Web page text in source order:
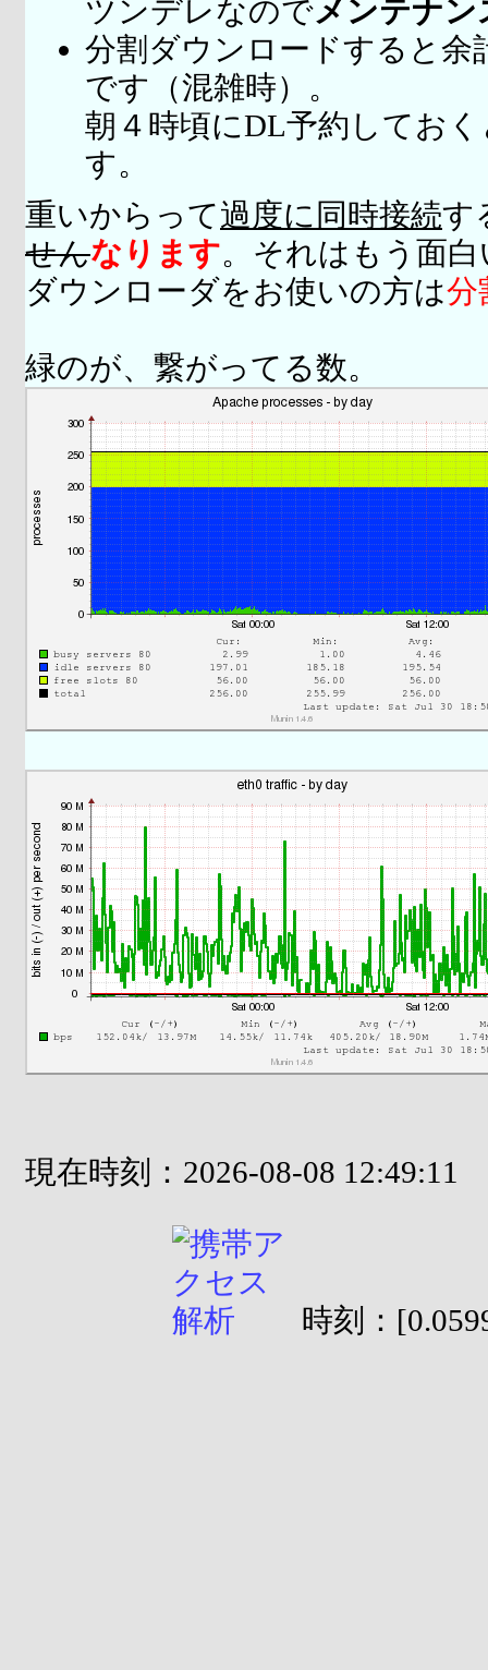
ツンデレなのでメンテナ
分割ダウンロードすると余
です（混雑時）。
朝４時頃にDL予約してお
す。
重いからって過度に同時接続す
せんなります。それはもう面
ダウンローダをお使いの方は分
緑のが、繋がってる数。
現在時刻：2026-08-08 12:49:11
時刻：